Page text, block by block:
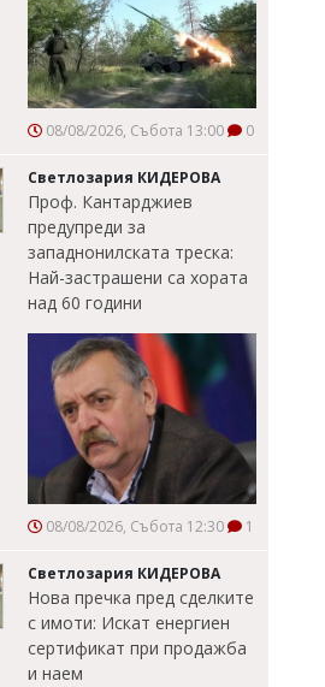
08/08/2026, Събота 13:00 0
Светлозария КИДЕРОВА
Проф. Кантарджиев
предупреди за
западнонилската треска:
Най-застрашени са хората
над 60 години
08/08/2026, Събота 12:30 1
Светлозария КИДЕРОВА
Нова пречка пред сделките
с имоти: Искат енергиен
сертификат при продажба
и наем